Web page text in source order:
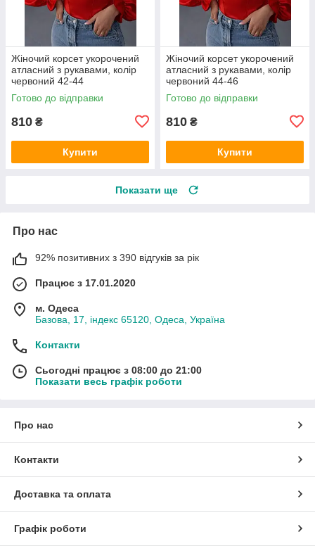
Жіночий корсет укорочений
атласний з рукавами, колір
червоний 42-44
Готово до відправки
810 ₴
Купити
Жіночий корсет укорочений
атласний з рукавами, колір
червоний 44-46
Готово до відправки
810 ₴
Купити
Показати ще
Про нас
92% позитивних з 390 відгуків за рік
Працює з 17.01.2020
м. Одеса
Базова, 17, індекс 65120, Одеса, Україна
Контакти
Сьогодні працює з 08:00 до 21:00
Показати весь графік роботи
Про нас
Контакти
Доставка та оплата
Графік роботи